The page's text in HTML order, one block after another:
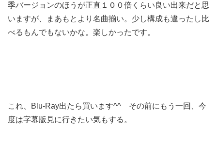
季バージョンのほうが正直１００倍くらい良い出来だと思
いますが、まあもとより名曲揃い。少し構成も違ったし比
べるもんでもないかな。楽しかったです。
これ、Blu-Ray出たら買います^^ その前にもう一回、今
度は字幕版見に行きたい気もする。